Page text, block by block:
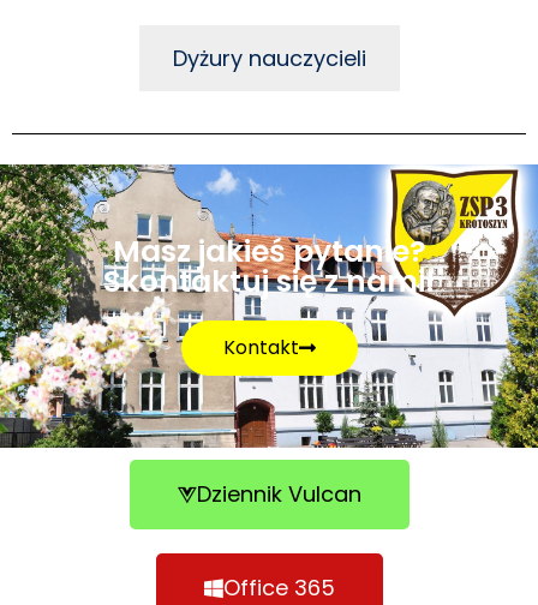
Dyżury nauczycieli
Masz jakieś pytanie?
Skontaktuj się z nami!
Kontakt
Dziennik Vulcan
Office 365